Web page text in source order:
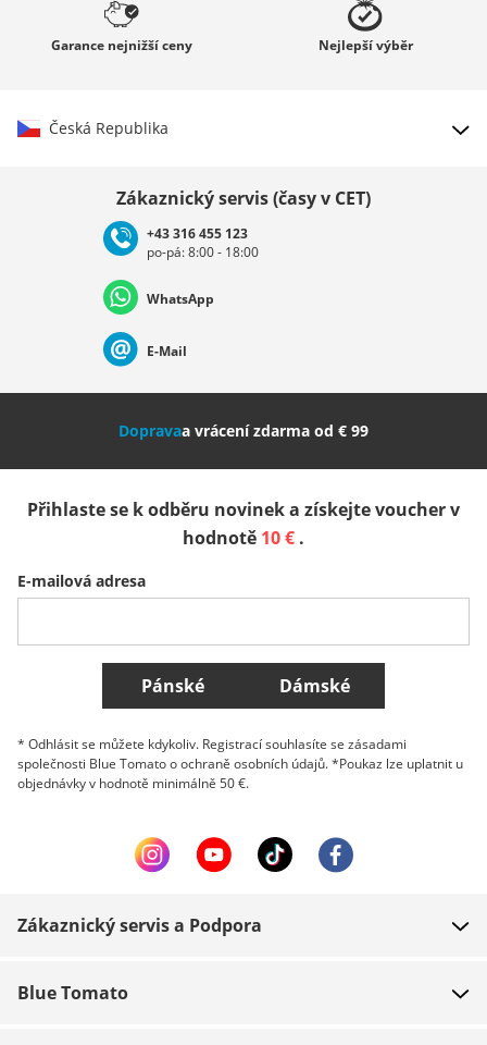
Garance nejnižší ceny Nejlepšívýběr
Česká Republika
Deutschland Österreich
Nederland Italia (Italiano) Italien (Deutsch)
Slovenija
Belgique (Français) Danmark Norge
Všechny země
Zákaznický servis (časy v CET)
+43 316 455 123
po-pá: 8:00 - 18:00
WhatsApp
E-Mail
Dopravaa vrácení zdarma od € 99
Přihlaste se k odběru novinek a získejte voucher v
hodnotě 10 € .
E-mailová adresa
Pánské Dámské
* Odhlásit se můžete kdykoliv. Registrací souhlasíte se zásadami
společnosti Blue Tomato o ochraně osobních údajů. *Poukaz lze uplatnit u
objednávky v hodnotě minimálně 50 €.
Zákaznický servis a Podpora
Blue Tomato